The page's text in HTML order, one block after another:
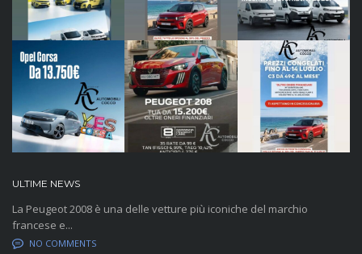
ULTIME NEWS
La Peugeot 2008 è una delle vetture più iconiche del marchio
francese e...
NO COMMENTS